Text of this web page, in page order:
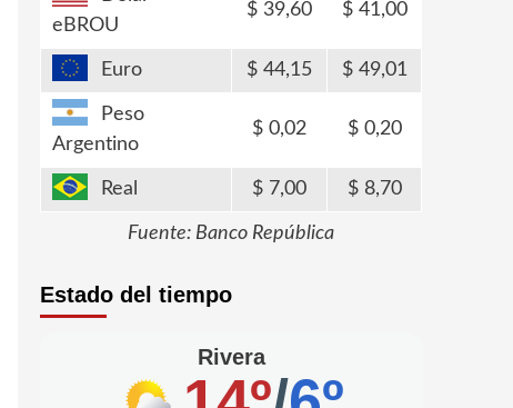
eBROU
39,60 41,00
Euro 44,15 49,01
Peso
Argentino
0,02 0,20
Real 7,00 8,70
Fuente: Banco República
Estado del tiempo
Rivera